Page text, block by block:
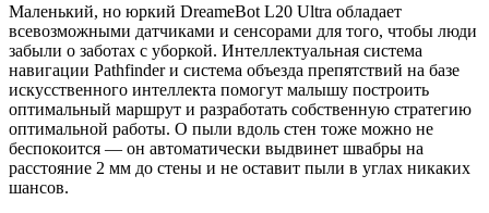
Маленький, но юркий DreameBot L20 Ultra обладает
всевозможными датчиками и сенсорами для того, чтобы люди
забыли о заботах с уборкой. Интеллектуальная система
навигации Pathfinder и система объезда препятствий на базе
искусственного интеллекта помогут малышу построить
оптимальный маршрут и разработать собственную стратегию
оптимальной работы. О пыли вдоль стен тоже можно не
беспокоится — он автоматически выдвинет швабры на
расстояние 2 мм до стены и не оставит пыли в углах никаких
шансов.